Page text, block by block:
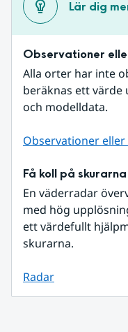
Lär dig
Observationer
Alla orter har inte
beräknas ett
och modelldata.
Observationer
Få koll på skurarna
En väderradar
med hög
ett värdefullt
skurarna.
Radar